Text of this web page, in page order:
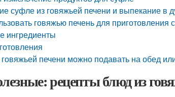
суфле из говяжьей печени и выпекание в
говяжью печень для приготовления
ингредиенты
печени можно подавать на обед
рецепты блюд из